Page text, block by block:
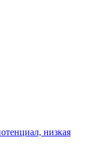
низкая